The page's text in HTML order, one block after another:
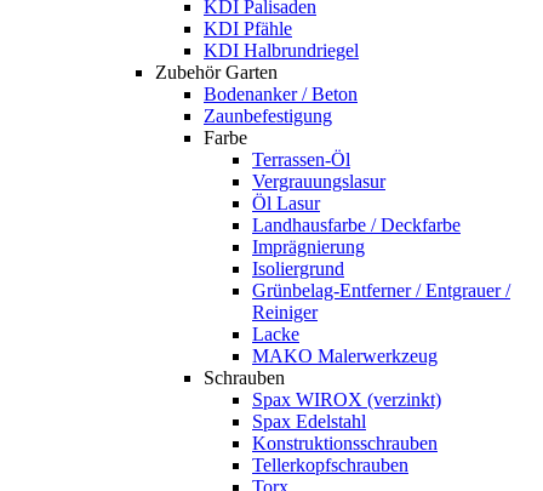
KDI Palisaden
KDI Pfähle
KDI Halbrundriegel
Zubehör Garten
Bodenanker / Beton
Zaunbefestigung
Farbe
Terrassen-Öl
Vergrauungslasur
Öl Lasur
Landhausfarbe / Deckfarbe
Imprägnierung
Isoliergrund
Grünbelag-Entferner / Entgrauer /
Reiniger
Lacke
MAKO Malerwerkzeug
Schrauben
Spax WIROX (verzinkt)
Spax Edelstahl
Konstruktionsschrauben
Tellerkopfschrauben
Torx